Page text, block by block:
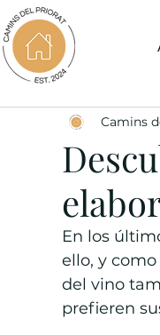
Camins
En los
ello, y
del vino
prefieren